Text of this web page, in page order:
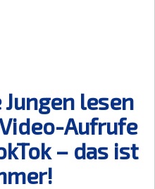
lesen
Aufrufe
– das ist